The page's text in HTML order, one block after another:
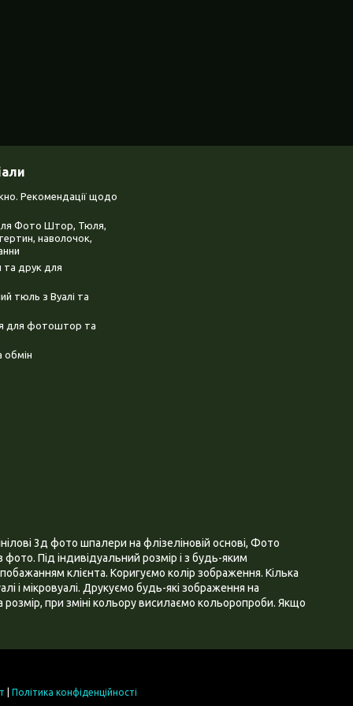
Рекомендації щодо
Фото Штор, Тюля,
наволочок,
та друк для
тюль з Вуалі та
для фотоштор та
обмін
3д фото шпалери на флізеліновій основі, Фото
Під індивідуальний розмір і з будь-яким
клієнта. Коригуємо колір зображення. Кілька
і мікровуалі. Друкуємо будь-які зображення на
при зміні кольору висилаємо кольоропроби. Якщо
Політика конфіденційності